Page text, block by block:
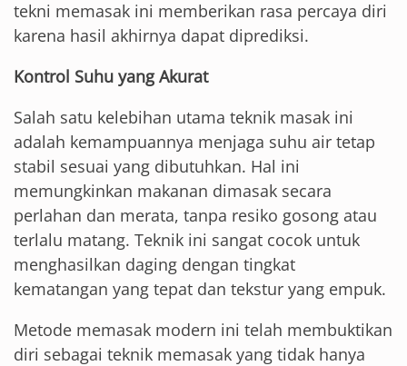
tekni memasak ini memberikan rasa percaya diri
karena hasil akhirnya dapat diprediksi.
Kontrol Suhu yang Akurat
Salah satu kelebihan utama teknik masak ini
adalah kemampuannya menjaga suhu air tetap
stabil sesuai yang dibutuhkan. Hal ini
memungkinkan makanan dimasak secara
perlahan dan merata, tanpa resiko gosong atau
terlalu matang. Teknik ini sangat cocok untuk
menghasilkan daging dengan tingkat
kematangan yang tepat dan tekstur yang empuk.
Metode memasak modern ini telah membuktikan
diri sebagai teknik memasak yang tidak hanya